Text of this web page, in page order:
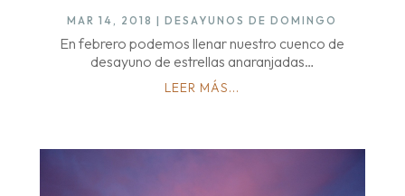
MAR 14, 2018 |DESAYUNOS DE DOMINGO
En febrero podemos llenar nuestro cuenco de
desayuno de estrellas anaranjadas…
LEER MÁS...